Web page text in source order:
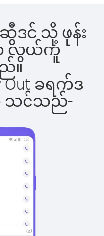
ဆွီဒင် သို့ ဖုန်း
က လွယ်ကူ
။
ခရက်ဒ
က သင်သည်-